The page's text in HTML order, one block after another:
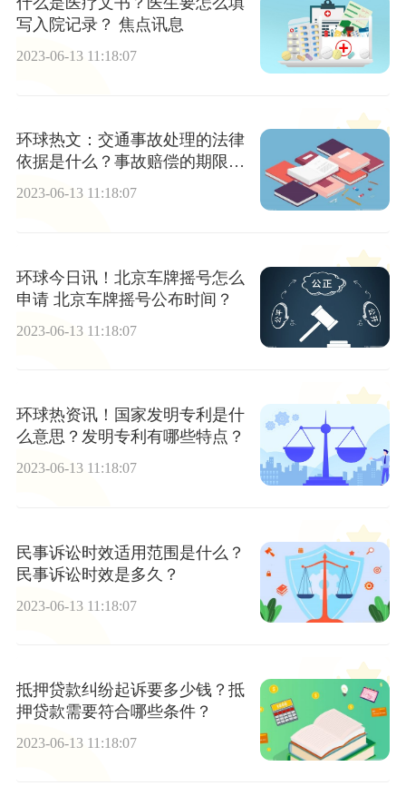
写入院记录？ 焦点讯息
2023-06-13 11:18:07
环球热文：交通事故处理的法律
依据是什么？事故赔偿的期限和
哪些不适用调解？
2023-06-13 11:18:07
环球今日讯！北京车牌摇号怎么
申请 北京车牌摇号公布时间？
2023-06-13 11:18:07
环球热资讯！国家发明专利是什
么意思？发明专利有哪些特点？
2023-06-13 11:18:07
民事诉讼时效适用范围是什么？
民事诉讼时效是多久？
2023-06-13 11:18:07
抵押贷款纠纷起诉要多少钱？抵
押贷款需要符合哪些条件？
2023-06-13 11:18:07